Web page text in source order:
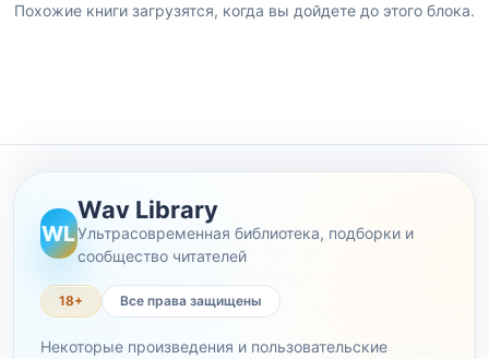
Похожие книги загрузятся, когда вы дойдете до этого блока.
WL
Wav Library
Ультрасовременная библиотека, подборки и
сообщество читателей
18+ Все права защищены
Некоторые произведения и пользовательские